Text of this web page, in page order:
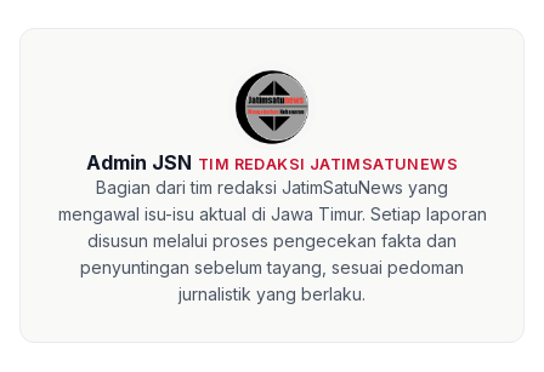
Admin JSN TIM REDAKSI JATIMSATUNEWS
Bagian dari tim redaksi JatimSatuNews yang
mengawal isu-isu aktual di Jawa Timur. Setiap laporan
disusun melalui proses pengecekan fakta dan
penyuntingan sebelum tayang, sesuai pedoman
jurnalistik yang berlaku.